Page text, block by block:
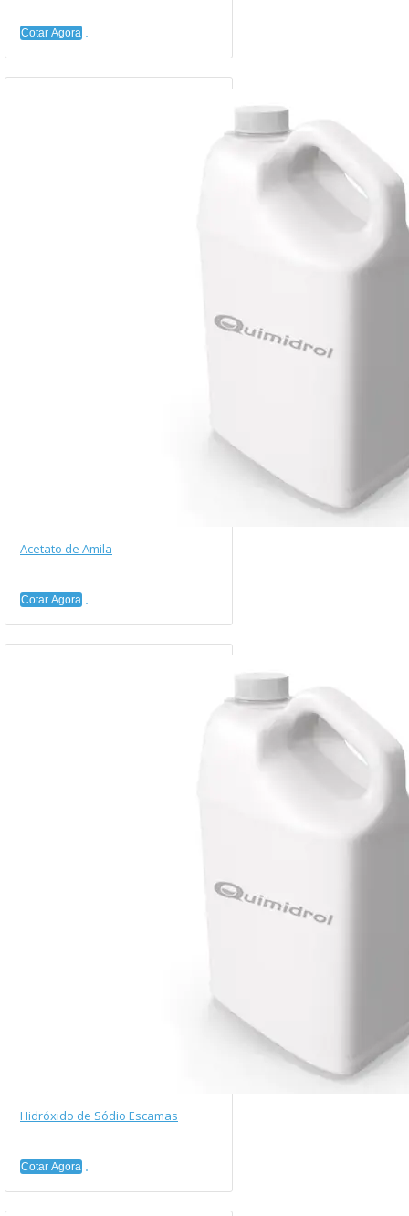
Cotar Agora
Acetato de Amila
Cotar Agora
Hidróxido de Sódio Escamas
Cotar Agora